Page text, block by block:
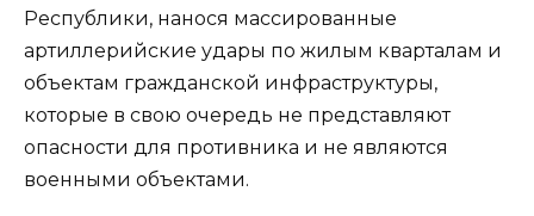
Республики, нанося массированные
артиллерийские удары по жилым кварталам и
объектам гражданской инфраструктуры,
которые в свою очередь не представляют
опасности для противника и не являются
военными объектами.